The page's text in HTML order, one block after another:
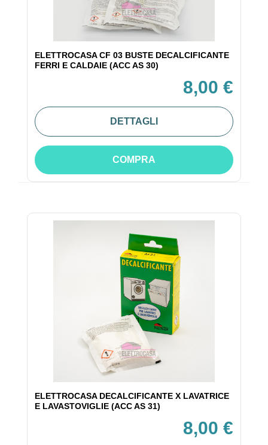
ELETTROCASA CF 03 BUSTE DECALCIFICANTE
FERRI E CALDAIE (ACC AS 30)
8,00 €
DETTAGLI
COMPRA
ELETTROCASA DECALCIFICANTE X LAVATRICE
E LAVASTOVIGLIE (ACC AS 31)
8,00 €